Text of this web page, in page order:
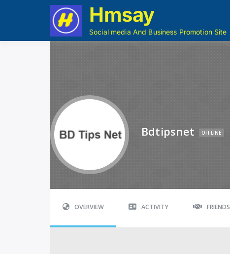
Hmsay
Social media And Business Promotion Site
Bdtipsnet OFFLINE
OVERVIEW ACTIVITY FRIENDS